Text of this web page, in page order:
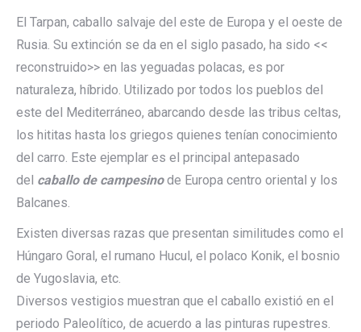
El Tarpan, caballo salvaje del este de Europa y el oeste de
Rusia. Su extinción se da en el siglo pasado, ha sido <<
reconstruido>> en las yeguadas polacas, es por
naturaleza, híbrido. Utilizado por todos los pueblos del
este del Mediterráneo, abarcando desde las tribus celtas,
los hititas hasta los griegos quienes tenían conocimiento
del carro. Este ejemplar es el principal antepasado
del caballo de campesinode Europa centro oriental y los
Balcanes.
Existen diversas razas que presentan similitudes como el
Húngaro Goral, el rumano Hucul, el polaco Konik, el bosnio
de Yugoslavia, etc.
Diversos vestigios muestran que el caballo existió en el
periodo Paleolítico, de acuerdo a las pinturas rupestres.